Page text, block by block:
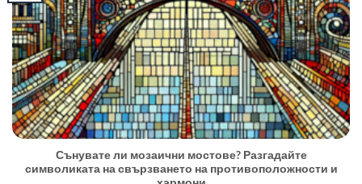
Сънувате ли мозаични мостове? Разгадайте
символиката на свързването на противоположности и